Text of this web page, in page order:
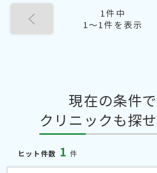
1件中
1〜1件を表示
現在の条件で
クリニックも探
ヒット件数 1 件